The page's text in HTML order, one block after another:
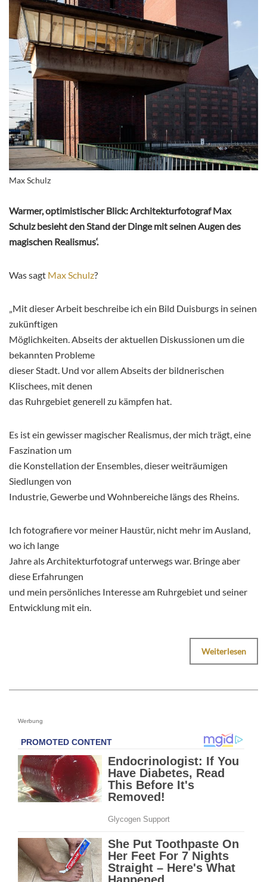
Max Schulz
Warmer, optimistischer Blick: Architekturfotograf Max
Schulz besieht den Stand der Dinge mit seinen Augen des
magischen Realismus‘.
Was sagt Max Schulz?
„Mit dieser Arbeit beschreibe ich ein Bild Duisburgs in seinen
zukünftigen
Möglichkeiten. Abseits der aktuellen Diskussionen um die
bekannten Probleme
dieser Stadt. Und vor allem Abseits der bildnerischen
Klischees, mit denen
das Ruhrgebiet generell zu kämpfen hat.
Es ist ein gewisser magischer Realismus, der mich trägt, eine
Faszination um
die Konstellation der Ensembles, dieser weiträumigen
Siedlungen von
Industrie, Gewerbe und Wohnbereiche längs des Rheins.
Ich fotografiere vor meiner Haustür, nicht mehr im Ausland,
wo ich lange
Jahre als Architekturfotograf unterwegs war. Bringe aber
diese Erfahrungen
und mein persönliches Interesse am Ruhrgebiet und seiner
Entwicklung mit ein.
Weiterlesen
Werbung